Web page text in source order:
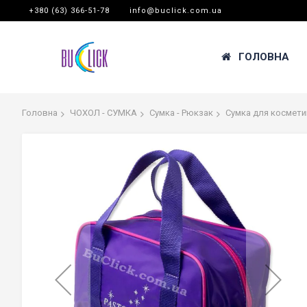
+380 (63) 366-51-78 info@buclick.com.ua
ГОЛОВНА
Головна ЧОХОЛ - СУМКА Сумка - Рюкзак Сумка для